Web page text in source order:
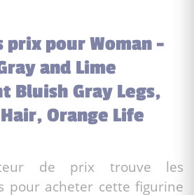
prix pour Woman -
and Lime
Bluish Gray Legs,
Orange Life
de prix trouve les
pour acheter cette figurine